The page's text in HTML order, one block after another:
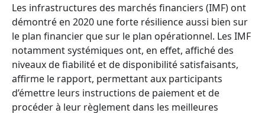
Les infrastructures des marchés financiers (IMF) ont
démontré en 2020 une forte résilience aussi bien sur
le plan financier que sur le plan opérationnel. Les IMF
notamment systémiques ont, en effet, affiché des
niveaux de fiabilité et de disponibilité satisfaisants,
affirme le rapport, permettant aux participants
d’émettre leurs instructions de paiement et de
procéder à leur règlement dans les meilleures